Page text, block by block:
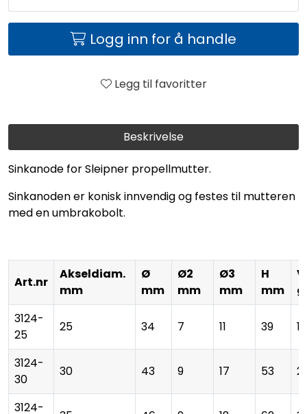
Beskrivelse
Sinkanode for Sleipner propellmutter.
Sinkanoden er konisk innvendig og festes til mutteren
med en umbrakobolt.
Art.nr
Akseldiam.
mm
Ø
mm
Ø2
mm
Ø3
mm
H
mm
3124-
25
25 34 7 11 39
3124-
30
30 43 9 17 53
3124-
Logg inn for å handle
Legg til favoritter